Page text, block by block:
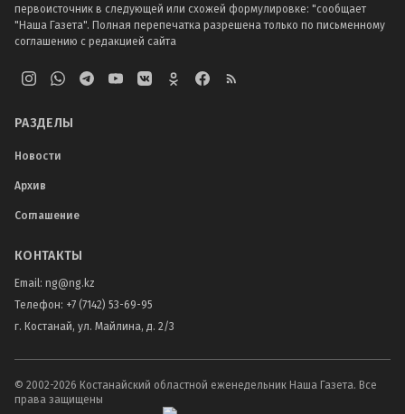
первоисточник в следующей или схожей формулировке: "сообщает
"Наша Газета". Полная перепечатка разрешена только по письменному
соглашению с редакцией сайта
РАЗДЕЛЫ
Новости
Архив
Соглашение
КОНТАКТЫ
Email: ng@ng.kz
Телефон: +7 (7142) 53-69-95
г. Костанай, ул. Майлина, д. 2/3
© 2002-2026 Костанайский областной еженедельник Наша Газета. Все
права защищены